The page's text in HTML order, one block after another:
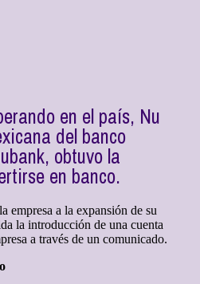
en el país, Nu
del banco
obtuvo la
en banco.
empresa a la expansión de su
la introducción de una cuenta
a través de un comunicado.